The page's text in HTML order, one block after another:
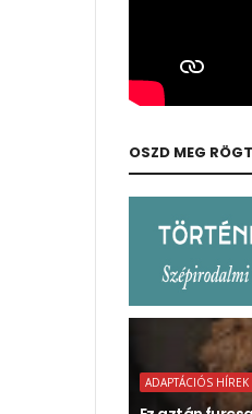
OSZD MEG
ADAPTÁCIÓS HÍREK